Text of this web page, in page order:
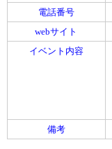
電話番号
webサイト
イベント内容
備考